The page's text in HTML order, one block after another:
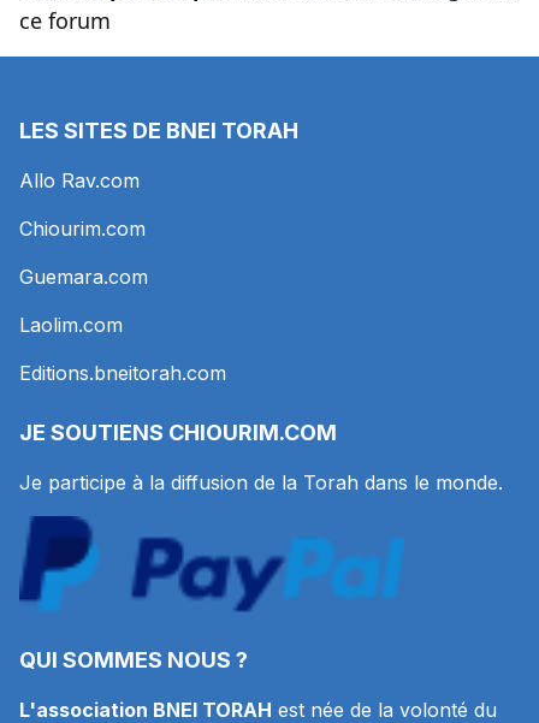
ce forum
LES SITES DE BNEI TORAH
Allo Rav.com
Chiourim.com
Guemara.com
Laolim.com
Editions.bneitorah.com
JE SOUTIENS CHIOURIM.COM
Je participe à la diffusion de la Torah dans le monde.
QUI SOMMES NOUS ?
L'association BNEI TORAH est née de la volonté du